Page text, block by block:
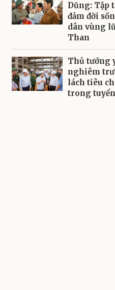
Dũng: Tập
đảm đời
dân vùng
Than
Thủ tướng
nghiêm
lách tiêu
trong